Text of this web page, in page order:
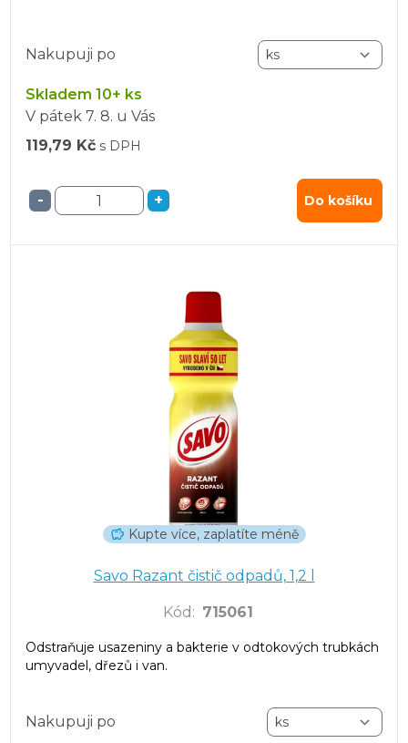
Nakupuji po
Skladem 10+ ks
V pátek 7. 8. u Vás
119,79 Kč s DPH
- + Do košíku
Kupte více, zaplatíte méně
Savo Razant čistič odpadů, 1,2 l
Kód : 715061
Odstraňuje usazeniny a bakterie v odtokových trubkách
umyvadel, dřezů i van.
Nakupuji po